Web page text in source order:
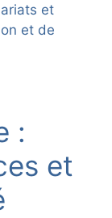
et
et de
:
et